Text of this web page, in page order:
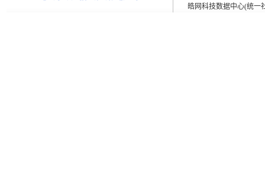
皓网科技数据中心(统一